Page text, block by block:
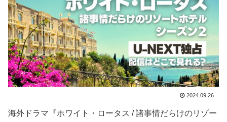
2024.09.26
海外ドラマ『ホワイト・ロータス / 諸事情だらけのリゾー